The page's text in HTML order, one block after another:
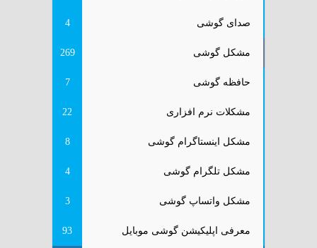
صدای گوشی 4
مشکل گوشی 269
حافظه گوشی 7
مشکلات نرم افزاری 22
مشکل اینستاگرام گوشی 8
مشکل تلگرام گوشی 4
مشکل واتساپ گوشی 3
معرفی اپلیکیشن گوشی موبایل 93